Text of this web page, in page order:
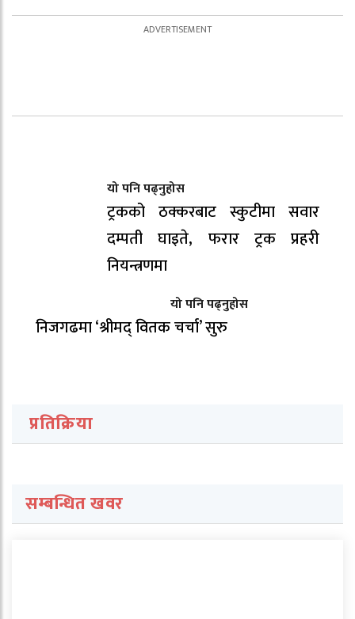
यो पनि पढ्नुहोस
ट्रकको ठक्करबाट स्कुटीमा सवार
दम्पती घाइते, फरार ट्रक प्रहरी
नियन्त्रणमा
यो पनि पढ्नुहोस
निजगढमा ‘श्रीमद् वितक चर्चा’ सुरु
प्रतिक्रिया
सम्बन्धित खवर